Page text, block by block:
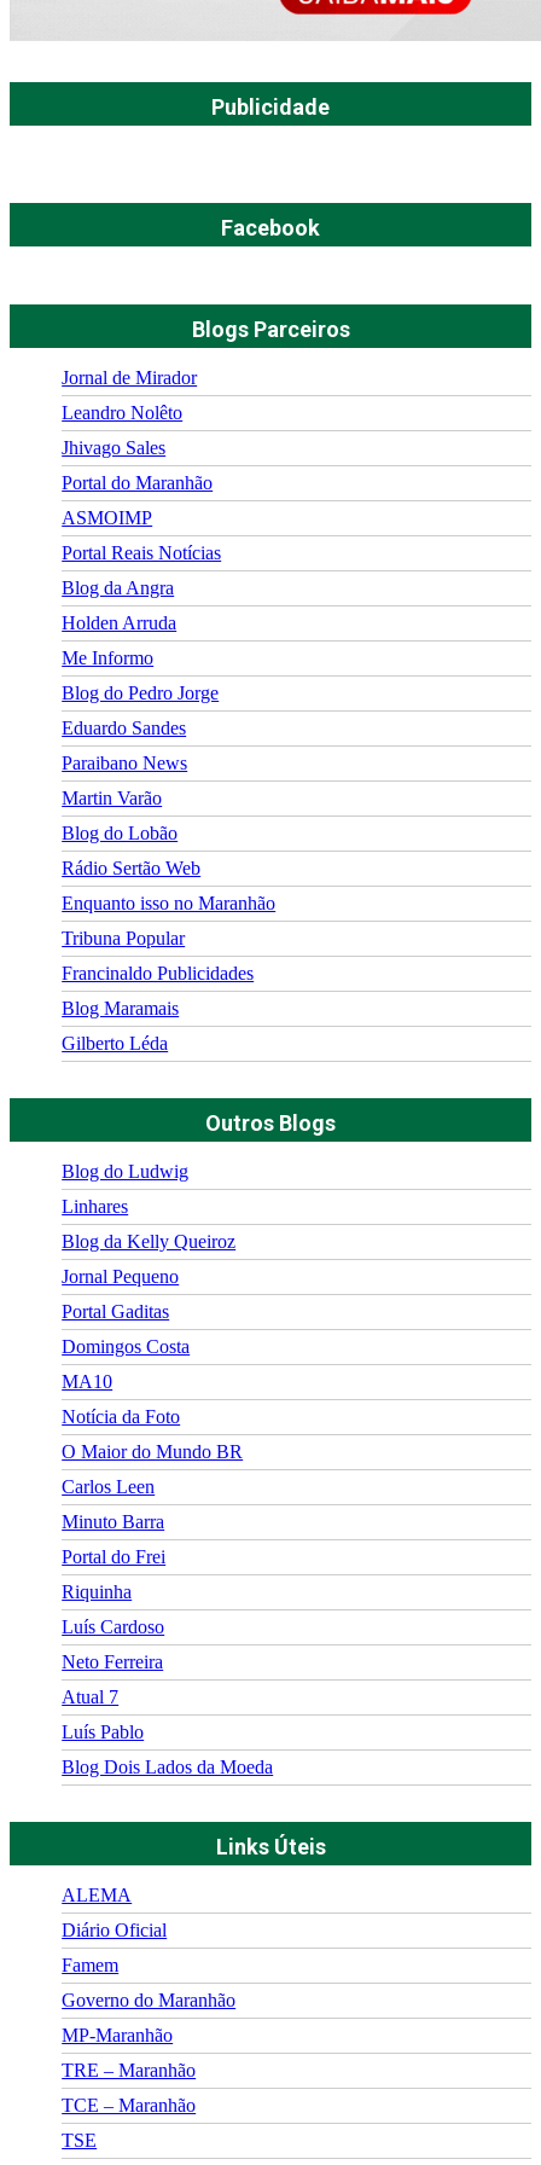
Publicidade
Facebook
Blogs Parceiros
Jornal de Mirador
Leandro Nolêto
Jhivago Sales
Portal do Maranhão
ASMOIMP
Portal Reais Notí­cias
Blog da Angra
Holden Arruda
Me Informo
Blog do Pedro Jorge
Eduardo Sandes
Paraibano News
Martin Varão
Blog do Lobão
Rádio Sertão Web
Enquanto isso no Maranhão
Tribuna Popular
Francinaldo Publicidades
Blog Maramais
Gilberto Léda
Outros Blogs
Blog do Ludwig
Linhares
Blog da Kelly Queiroz
Jornal Pequeno
Portal Gaditas
Domingos Costa
MA10
Notícia da Foto
O Maior do Mundo BR
Carlos Leen
Minuto Barra
Portal do Frei
Riquinha
Luís Cardoso
Neto Ferreira
Atual 7
Luís Pablo
Blog Dois Lados da Moeda
Links Úteis
ALEMA
Diário Oficial
Famem
Governo do Maranhão
MP-Maranhão
TRE – Maranhão
TCE – Maranhão
TSE